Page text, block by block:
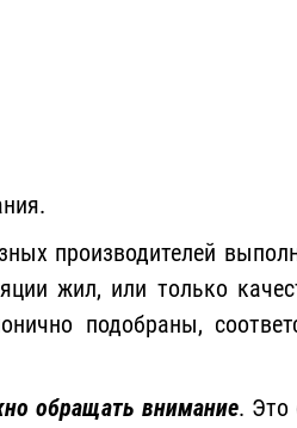
производителей
жил, или только
подобраны,
обращать внимание. Это